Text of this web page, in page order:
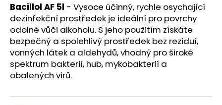
Bacillol AF 5l - Vysoce účinný, rychle osychající
dezinfekční prostředek je ideální pro povrchy
odolné vůči alkoholu. S jeho použitím získáte
bezpečný a spolehlivý prostředek bez reziduí,
vonných látek a aldehydů, vhodný pro široké
spektrum bakterií, hub, mykobakterií a
obalených virů.
?
HLEDAT